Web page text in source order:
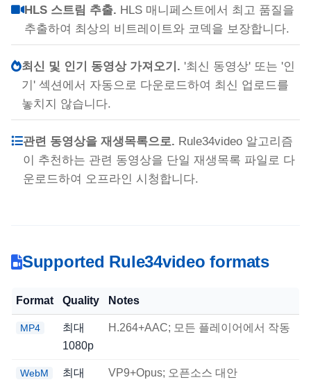
HLS 스트림 추출. HLS 매니페스트에서 최고 품질을
추출하여 최상의 비트레이트와 코덱을 보장합니다.
최신 및 인기 동영상 가져오기. '최신 동영상' 또는 '인
기' 섹션에서 자동으로 다운로드하여 최신 업로드를
놓치지 않습니다.
관련 동영상을 재생목록으로. Rule34video 알고리즘
이 추천하는 관련 동영상을 단일 재생목록 파일로 다
운로드하여 오프라인 시청합니다.
Supported Rule34video formats
Format Quality Notes
MP4
최대
1080p
H.264+AAC; 모든 플레이어에서 작동
WebM
최대
VP9+Opus; 오픈소스 대안